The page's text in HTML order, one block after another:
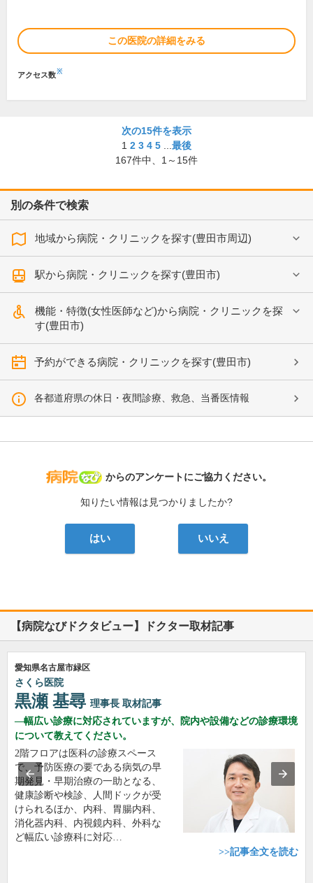
この医院の詳細をみる
アクセス数※
次の15件を表示
1 2 3 4 5
最後
167件中、 1～15件
別の条件で検索
地域から病院・クリニックを探す(豊田市周辺)
駅から病院・クリニックを探す(豊田市)
機能・特徴(女性医師など)から病院・クリニックを探
す(豊田市)
予約ができる病院・クリニックを探す(豊田市)
各都道府県の休日・夜間診療、救急、当番医情報
病院なび
からのアンケートにご協力ください。
知りたい情報は見つかりましたか?
はい いいえ
【病院なびドクタビュー】ドクター取材記事
愛知県名古屋市緑区
さくら医院
黒瀬 基尋 理事長 取材記事
幅広い診療に対応されていますが、院内や設備などの診療環境
について教えてください。
2階フロアは医科の診療スペース
で、予防医療の要である病気の早
期発見・早期治療の一助となる、
健康診断や検診、人間ドックが受
けられるほか、内科、胃腸内科、
消化器内科、内視鏡内科、外科な
ど幅広い診療科に対応…
>>記事全文を読む